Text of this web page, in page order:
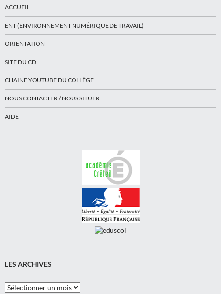
ACCUEIL
ENT (ENVIRONNEMENT NUMÉRIQUE DE TRAVAIL)
ORIENTATION
SITE DU CDI
CHAINE YOUTUBE DU COLLÈGE
NOUS CONTACTER / NOUS SITUER
AIDE
LES ARCHIVES
Les